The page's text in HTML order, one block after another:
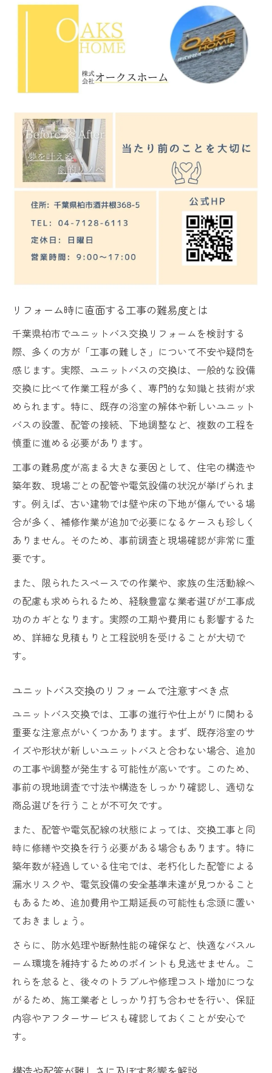
ユニットバス交換の工期と生活への配慮点
リフォーム成功例に見る工事のコツと注意
現場調査で明らかになるリフォーム課題
交換工事が難航する理由と回避策
リフォームで工期が延びる主な要因を解説
ユニットバス交換の難航事例とその背景
配管や電気工事がリフォームを左右する理
由
リフォーム前に確認すべき搬入経路の重要
性
共用部分の養生が交換工事の難しさに直結
工期や費用を抑えるリフォーム方法
リフォームで工期短縮を実現するポイント
格
追加工事を防ぐリフォームの段取りとは
補助金活用でリフォーム費用を賢く節約
安心して依頼できるための注意点
リフォーム業者選びで失敗しないコツ
見積もり内容のチェックポイントを紹介
リフォーム契約前に押さえるべき注意事項
リフォーム中のトラブル事例と予防策
リフォーム成功の秘訣と後悔しない選び方
リフォームで後悔しないユニットバス選定
法
メーカー比較で失敗しない選び方を解説
リフォーム時の機能・デザイン重視の視点
口コミや事例を参考にした選び方の極意
リフォーム時に直面する工事の難易度とは
千葉県柏市でユニットバス交換リフォームを検討する
際、多くの方が「工事の難しさ」について不安や疑問を
感じます。実際、ユニットバスの交換は、一般的な設備
交換に比べて作業工程が多く、専門的な知識と技術が求
められます。特に、既存の浴室の解体や新しいユニット
バスの設置、配管の接続、下地調整など、複数の工程を
慎重に進める必要があります。
工事の難易度が高まる大きな要因として、住宅の構造や
築年数、現場ごとの配管や電気設備の状況が挙げられま
す。例えば、古い建物では壁や床の下地が傷んでいる場
合が多く、補修作業が追加で必要になるケースも珍しく
ありません。そのため、事前調査と現場確認が非常に重
要です。
また、限られたスペースでの作業や、家族の生活動線へ
の配慮も求められるため、経験豊富な業者選びが工事成
功のカギとなります。実際の工期や費用にも影響するた
め、詳細な見積もりと工程説明を受けることが大切で
す。
ユニットバス交換のリフォームで注意すべき点
ユニットバス交換では、工事の進行や仕上がりに関わる
重要な注意点がいくつかあります。まず、既存浴室のサ
イズや形状が新しいユニットバスと合わない場合、追加
の工事や調整が発生する可能性が高いです。このため、
事前の現地調査で寸法や構造をしっかり確認し、適切な
商品選びを行うことが不可欠です。
また、配管や電気配線の状態によっては、交換工事と同
時に修繕や交換を行う必要がある場合もあります。特に
築年数が経過している住宅では、老朽化した配管による
漏水リスクや、電気設備の安全基準未達が見つかること
もあるため、追加費用や工期延長の可能性も念頭に置い
ておきましょう。
さらに、防水処理や断熱性能の確保など、快適なバスル
ーム環境を維持するためのポイントも見逃せません。こ
れらを怠ると、後々のトラブルや修理コスト増加につな
がるため、施工業者としっかり打ち合わせを行い、保証
内容やアフターサービスも確認しておくことが安心で
す。